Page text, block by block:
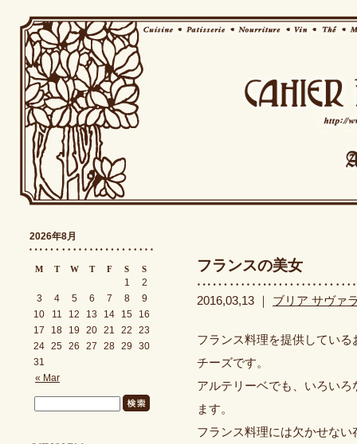
フランスの美女
2016,03,13 ｜ ブリア サヴァ
フランス料理を提供してい
チーズです。
アルテリーベでも、いろい
ます。
フランス料理には欠かせな
2026年8月
M T W T F S S
« Mar
1
2
3
4 5 6 7 8
9
10
11 12 13 14 15
16
17
18 19 20 21 22
23
24 25 26 27 28 29
30
31